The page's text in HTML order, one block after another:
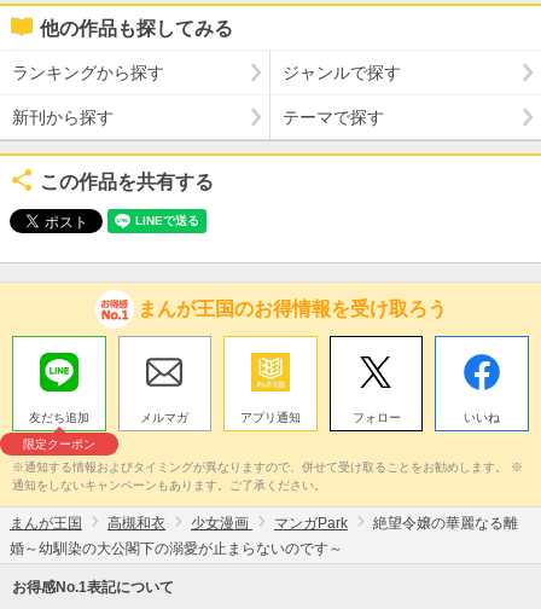
他の作品も探してみる
ランキングから探す ジャンルで探す
新刊から探す テーマで探す
この作品を共有する
まんが王国のお得情報を受け取ろう
友だち追加
限定クーポン
メルマガ アプリ通知 フォロー いいね
※通知する情報およびタイミングが異なりますので、併せて受け取ることをお勧めします。 ※
通知をしないキャンペーンもあります。ご了承ください。
まんが王国 高槻和衣 少女漫画 マンガPark
絶望令嬢の華麗なる離
婚～幼馴染の大公閣下の溺愛が止まらないのです～
お得感No.1表記について